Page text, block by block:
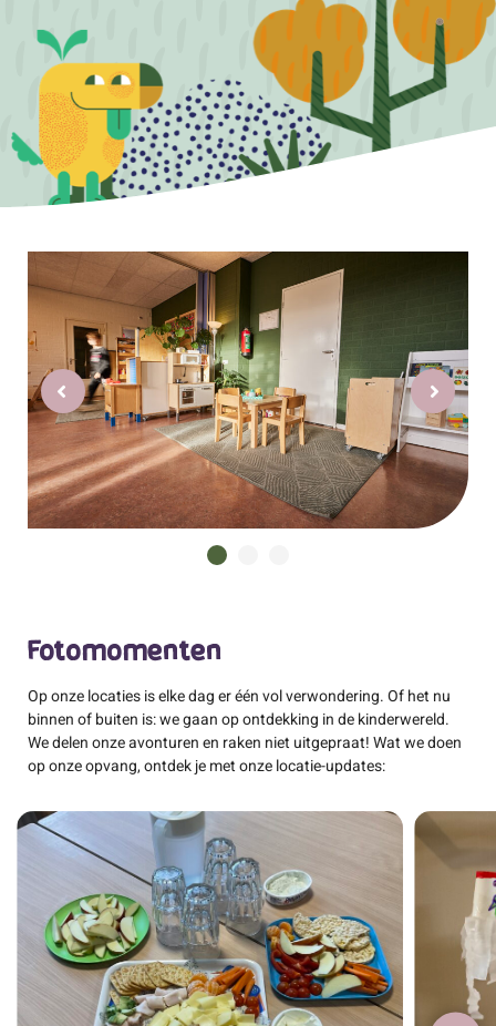
Fotomomenten
Op onze locaties is elke dag er één vol verwondering. Of het nu
binnen of buiten is: we gaan op ontdekking in de kinderwereld.
We delen onze avonturen en raken niet uitgepraat! Wat we doen
op onze opvang, ontdek je met onze locatie-updates: